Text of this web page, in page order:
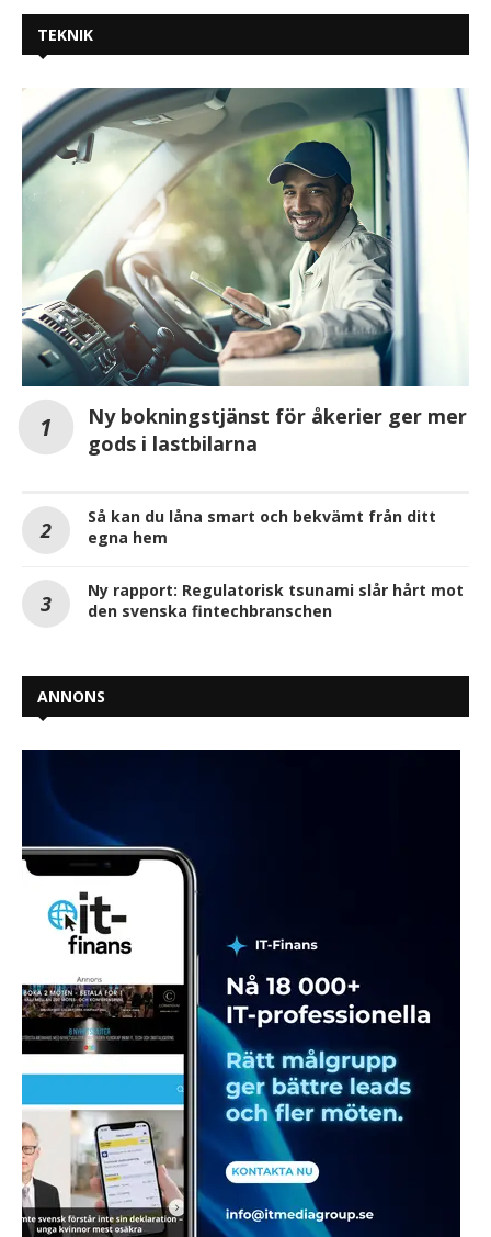
TEKNIK
Ny bokningstjänst för åkerier ger mer
gods i lastbilarna
Så kan du låna smart och bekvämt från ditt
egna hem
Ny rapport: Regulatorisk tsunami slår hårt mot
den svenska fintechbranschen
ANNONS